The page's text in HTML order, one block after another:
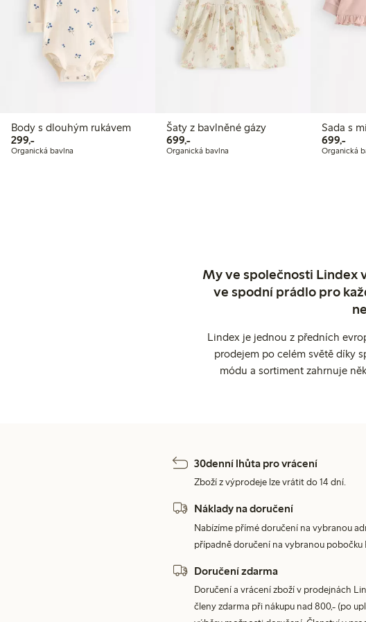
Body s dlouhým rukávem
299,-299,00 Kč
Organická bavlna
Šaty z bavlněné gázy
699,-699,00 Kč
Organická bavlna
Sada s
699,-
Organická
My ve společnosti Lindex
ve spodní prádlo pro
Lindex je jednou z předních
prodejem po celém světě díky
módu a sortiment zahrnuje
30denní lhůta pro vrácení
Zboží z výprodeje lze vrátit do 14 dní.
Náklady na doručení
Nabízíme přímé doručení na vybranou
případně doručení na vybranou
Doručení zdarma
Doručení a vrácení zboží v prodejnách
členy zdarma při nákupu nad 800,- (po